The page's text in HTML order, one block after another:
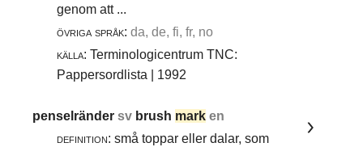
genom att ...
övriga språk: da, de, fi, fr, no
källa: Terminologicentrum TNC:
Pappersordlista | 1992
penselrändersv brush mark en
definition: små toppar eller dalar, som